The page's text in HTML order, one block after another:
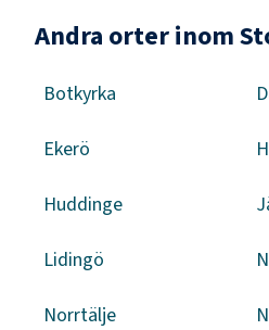
Andra orter inom
Botkyrka
Ekerö
Huddinge
Lidingö
Norrtälje